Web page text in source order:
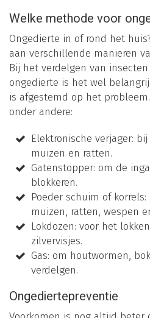
Welke methode voor
Ongedierte in of rond het
aan verschillende manieren
Bij het verdelgen van
ongedierte is het wel
is afgestemd op het
onder andere:
Elektronische verjager:
muizen en ratten.
Gatenstopper: om de
blokkeren.
Poeder schuim of
muizen, ratten, wespen
Lokdozen: voor het
zilvervisjes.
Gas: om houtwormen,
verdelgen.
Ongediertepreventie